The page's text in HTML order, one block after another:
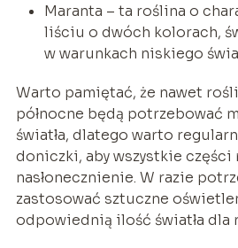
Maranta – ta roślina o
liściu o dwóch kolorach,
w warunkach niskiego
Warto pamiętać, że nawet
północne będą potrzebować
światła, dlatego warto
doniczki, aby wszystkie części
nasłonecznienie. W razie
zastosować sztuczne
odpowiednią ilość światła dla